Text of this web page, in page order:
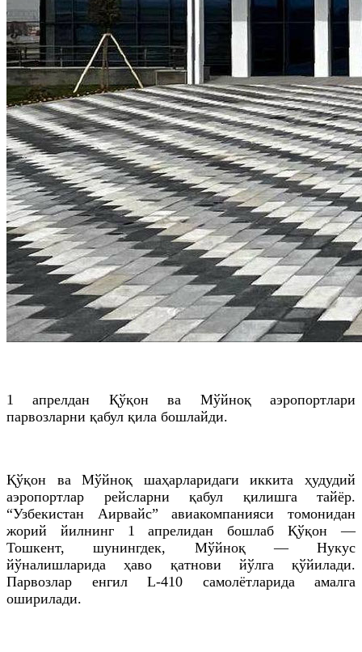
1 апрелдан Қўқон ва Мўйноқ аэропортлари
парвозларни қабул қила бошлайди.
Қўқон ва Мўйноқ шаҳарларидаги иккита ҳудудий
аэропортлар рейсларни қабул қилишга тайёр.
“Узбекистан Аирвайс” авиакомпанияси томонидан
жорий йилнинг 1 апрелидан бошлаб Қўқон —
Тошкент, шунингдек, Мўйноқ — Нукус
йўналишларида ҳаво қатнови йўлга қўйилади.
Парвозлар енгил L-410 самолётларида амалга
оширилади.